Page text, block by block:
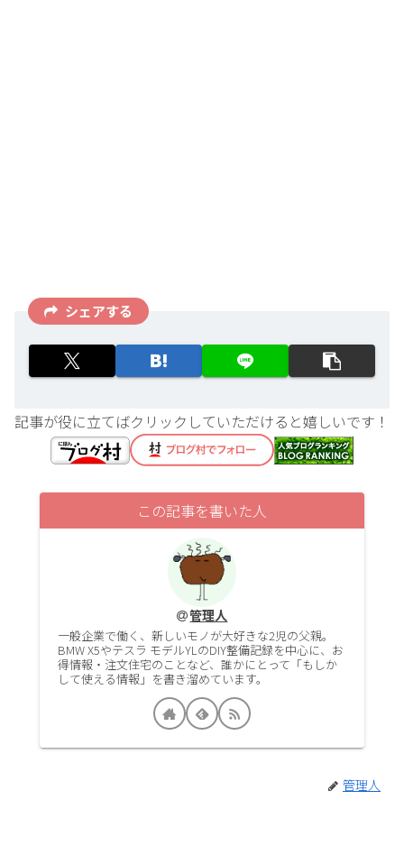
シェアする
記事が役に立てばクリックしていただけると嬉しいです！
この記事を書いた人
管理人
一般企業で働く、新しいモノが大好きな2児の父親。
BMW X5やテスラ モデルYLのDIY整備記録を中心に、お
得情報・注文住宅のことなど、誰かにとって「もしか
して使える情報」を書き溜めています。
管理人